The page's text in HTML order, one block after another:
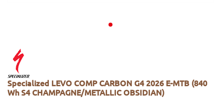
Specialized LEVO COMP CARBON G4 2026 E-MTB (840
Wh S4 CHAMPAGNE/METALLIC OBSIDIAN)